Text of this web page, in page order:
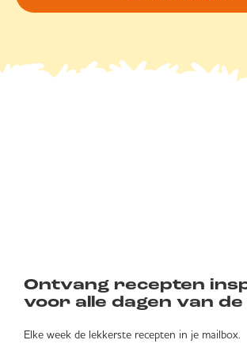
Ontvang recepten
voor alle dagen van
Elke week de lekkerste recepten in je mailbox.